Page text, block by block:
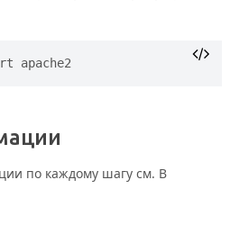
apache2
по каждому шагу см. В